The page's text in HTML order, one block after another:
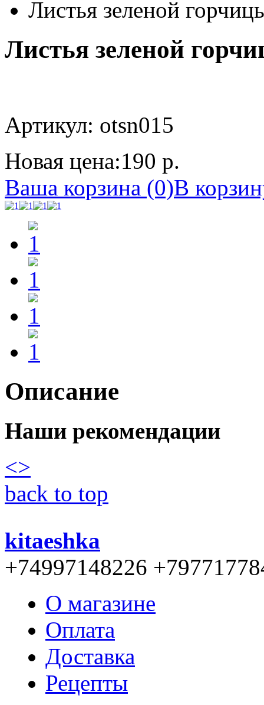
Листья зеленой
Листья зеленой
Артикул: otsn015
Новая цена:190 р.
Ваша корзина (0)В
Описание
Наши рекомендации
<>
back to top
kitaeshka
+74997148226
О магазине
Оплата
Доставка
Рецепты